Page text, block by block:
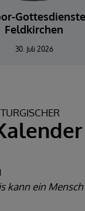
Feldkirchen
30. Juli 2026
kann ein